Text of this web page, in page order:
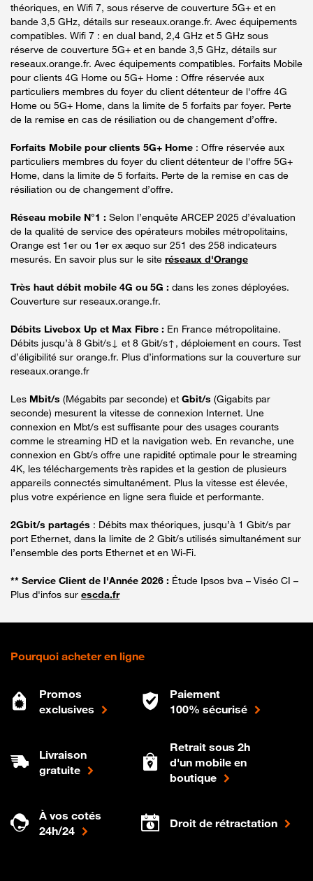
théoriques, en Wifi 7, sous réserve de couverture 5G+ et en
bande 3,5 GHz, détails sur reseaux.orange.fr. Avec équipements
compatibles. Wifi 7 : en dual band, 2,4 GHz et 5 GHz sous
réserve de couverture 5G+ et en bande 3,5 GHz, détails sur
reseaux.orange.fr. Avec équipements compatibles. Forfaits Mobile
pour clients 4G Home ou 5G+ Home : Offre réservée aux
particuliers membres du foyer du client détenteur de l'offre 4G
Home ou 5G+ Home, dans la limite de 5 forfaits par foyer. Perte
de la remise en cas de résiliation ou de changement d’offre.
Forfaits Mobile pour clients 5G+ Home : Offre réservée aux
particuliers membres du foyer du client détenteur de l'offre 5G+
Home, dans la limite de 5 forfaits. Perte de la remise en cas de
résiliation ou de changement d’offre.
Réseau mobile N°1 : Selon l’enquête ARCEP 2025 d’évaluation
de la qualité de service des opérateurs mobiles métropolitains,
Orange est 1er ou 1er ex æquo sur 251 des 258 indicateurs
mesurés. En savoir plus sur le site réseaux d'Orange
Très haut débit mobile 4G ou 5G : dans les zones déployées.
Couverture sur reseaux.orange.fr.
Débits Livebox Up et Max Fibre : En France métropolitaine.
Débits jusqu’à 8 Gbit/s↓ et 8 Gbit/s↑, déploiement en cours. Test
d’éligibilité sur orange.fr. Plus d’informations sur la couverture sur
reseaux.orange.fr
Les Mbit/s (Mégabits par seconde) et Gbit/s (Gigabits par
seconde) mesurent la vitesse de connexion Internet. Une
connexion en Mbt/s est suffisante pour des usages courants
comme le streaming HD et la navigation web. En revanche, une
connexion en Gbt/s offre une rapidité optimale pour le streaming
4K, les téléchargements très rapides et la gestion de plusieurs
appareils connectés simultanément. Plus la vitesse est élevée,
plus votre expérience en ligne sera fluide et performante.
2Gbit/s partagés : Débits max théoriques, jusqu’à 1 Gbit/s par
port Ethernet, dans la limite de 2 Gbit/s utilisés simultanément sur
l’ensemble des ports Ethernet et en Wi-Fi.
** Service Client de l'Année 2026 : Étude Ipsos bva – Viséo CI –
Plus d'infos sur escda.fr
Pourquoi acheter en ligne
Promos
exclusives
Paiement
100% sécurisé
Livraison
gratuite
Retrait sous 2h
d'un mobile en
boutique
À vos cotés
24h/24
Droit de rétractation